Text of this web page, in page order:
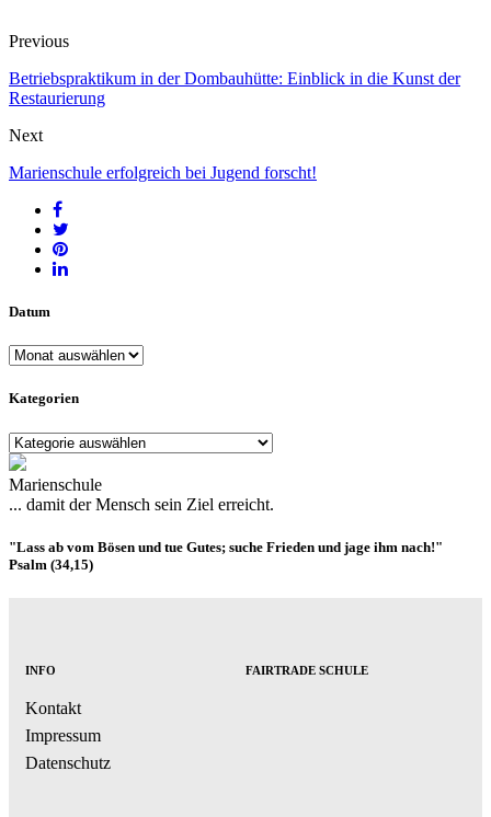
Previous
Betriebspraktikum in der Dombauhütte: Einblick in die Kunst der
Restaurierung
Next
Marienschule erfolgreich bei Jugend forscht!
Datum
Datum
Kategorien
Kategorien
Marienschule
... damit der Mensch sein Ziel erreicht.
"Lass ab vom Bösen und tue Gutes; suche Frieden und jage ihm nach!"
Psalm (34,15)
INFO
Kontakt
Impressum
Datenschutz
FAIRTRADE SCHULE